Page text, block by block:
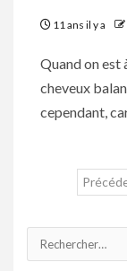
11 ans il y a
Quand on est
cheveux
cependant,
Rechercher :